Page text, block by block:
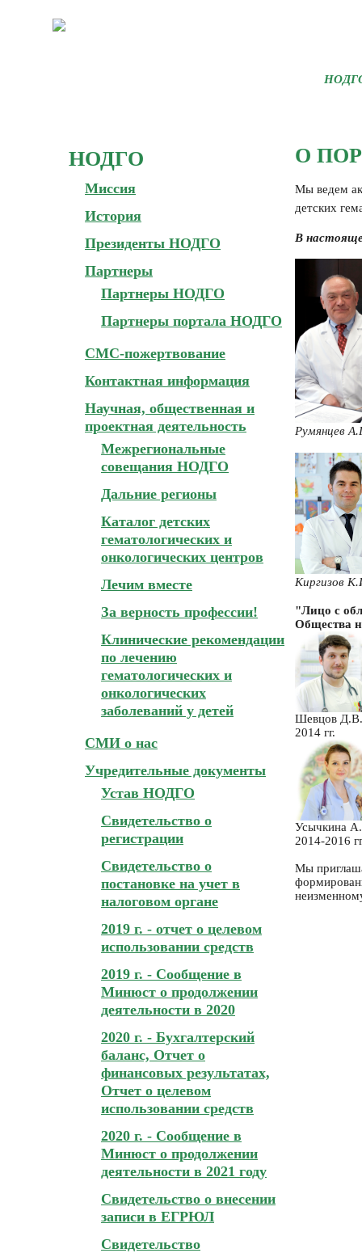
НОДГО
Миссия
История
Президенты НОДГО
Партнеры
Партнеры НОДГО
Партнеры портала НОДГО
СМС-пожертвование
Контактная информация
Научная, общественная и
проектная деятельность
Межрегиональные
совещания НОДГО
Дальние регионы
Каталог детских
гематологических и
онкологических центров
Лечим вместе
За верность профессии!
Клинические рекомендации
по лечению
гематологических и
онкологических
заболеваний у детей
СМИ о нас
Учредительные документы
Устав НОДГО
Свидетельство о
регистрации
Свидетельство о
постановке на учет в
налоговом органе
2019 г. - отчет о целевом
использовании средств
2019 г. - Сообщение в
Минюст о продолжении
деятельности в 2020
2020 г. - Бухгалтерский
баланс, Отчет о
финансовых результатах,
Отчет о целевом
использовании средств
2020 г. - Сообщение в
Минюст о продолжении
деятельности в 2021 году
Свидетельство о внесении
записи в ЕГРЮЛ
Свидетельство
О
Мы ведем
детских
В
Румянцев
Киргизов
"Лицо с
Общества
Шевцов
2014 гг.
Усычкина
2014-2016
Мы